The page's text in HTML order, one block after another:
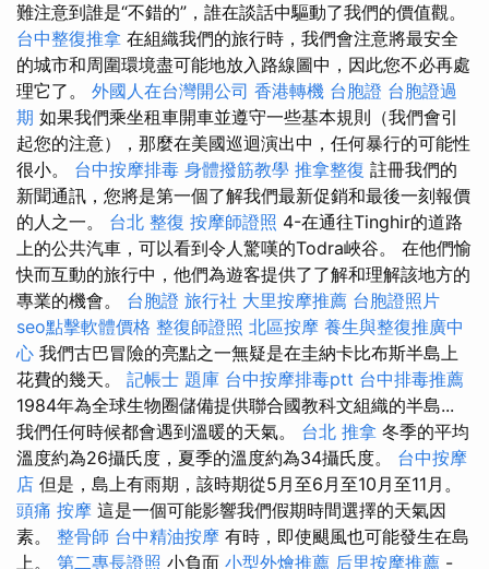
難注意到誰是“不錯的”，誰在談話中驅動了我們的價值觀。
台中整復推拿 在組織我們的旅行時，我們會注意將最安全
的城市和周圍環境盡可能地放入路線圖中，因此您不必再處
理它了。 外國人在台灣開公司 香港轉機 台胞證 台胞證過
期 如果我們乘坐租車開車並遵守一些基本規則（我們會引
起您的注意），那麼在美國巡迴演出中，任何暴行的可能性
很小。 台中按摩排毒 身體撥筋教學 推拿整復 註冊我們的
新聞通訊，您將是第一個了解我們最新促銷和最後一刻報價
的人之一。 台北 整復 按摩師證照 4-在通往Tinghir的道路
上的公共汽車，可以看到令人驚嘆的Todra峽谷。 在他們愉
快而互動的旅行中，他們為遊客提供了了解和理解該地方的
專業的機會。 台胞證 旅行社 大里按摩推薦 台胞證照片
seo點擊軟體價格 整復師證照 北區按摩 養生與整復推廣中
心 我們古巴冒險的亮點之一無疑是在圭納卡比布斯半島上
花費的幾天。 記帳士 題庫 台中按摩排毒ptt 台中排毒推薦
1984年為全球生物圈儲備提供聯合國教科文組織的半島...
我們任何時候都會遇到溫暖的天氣。 台北 推拿 冬季的平均
溫度約為26攝氏度，夏季的溫度約為34攝氏度。 台中按摩
店 但是，島上有雨期，該時期從5月至6月至10月至11月。
頭痛 按摩 這是一個可能影響我們假期時間選擇的天氣因
素。 整骨師 台中精油按摩 有時，即使颶風也可能發生在島
上。 第二專長證照 小負面 小型外燴推薦 后里按摩推薦 -